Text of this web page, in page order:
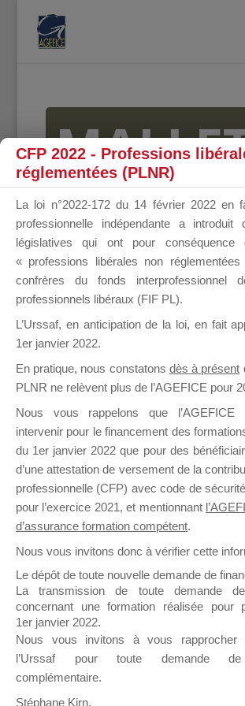
DU
il y a un
Ce groupe est destiné aux
Formation qui souhaitent répondre à
Propositions Mallette du Dirigeant.
Ce groupe propose un forum dédié
sur lequel il est possible de laisser un
ou poser une question.
NB : Il est nécessaire d’être
pouvoir rejoindre ce groupe
CFP 2022 - Professions
réglementées (PLNR)
La loi n°2022-172 du 14 février 2022 en
professionnelle indépendante a introduit
législatives qui ont pour conséquence
« professions libérales non
confrères du fonds interprofessionnel
professionnels libéraux (FIF PL).
L’Urssaf, en anticipation de la loi, en fait
1er janvier 2022.
En pratique, nous constatons dès à présent
PLNR ne relèvent plus de l’AGEFICE pour
Nous vous rappelons que l’AGEFICE
intervenir pour le financement des
du 1er janvier 2022 que pour des
d’une attestation de versement de la
professionnelle (CFP) avec code de
pour l’exercice 2021, et mentionnant
d’assurance formation compétent.
Nous vous invitons donc à vérifier cette
Le dépôt de toute nouvelle demande de
La transmission de toute demande de
concernant une formation réalisée pour
1er janvier 2022.
Nous vous invitons à vous rapprocher
l’Urssaf pour toute demande de
complémentaire.
Stéphane Kirn,